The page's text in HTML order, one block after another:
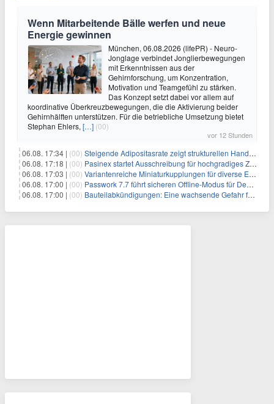
Wenn Mitarbeitende Bälle werfen und neue
Energie gewinnen
München, 06.08.2026 (lifePR) - Neuro-
Jonglage verbindet Jonglierbewegungen
mit Erkenntnissen aus der
Gehirnforschung, um Konzentration,
Motivation und Teamgefühl zu stärken.
Das Konzept setzt dabei vor allem auf
koordinative Überkreuzbewegungen, die die Aktivierung beider
Gehirnhälften unterstützen. Für die betriebliche Umsetzung bietet
Stephan Ehlers, […] (00)
vor 12 Stunden
06.08. 17:34 | (00) Steigende Adipositasrate zeigt strukturellen Handlungsbedarf bei der Ernährung schulpflichtiger Kinder
06.08. 17:18 | (00) Pasinex startet Ausschreibung für hochgradiges Zinksulfidkonzentrat mit Germanium- und Silbergehalten und stellt ein Betriebsupdate bereit
06.08. 17:03 | (00) Variantenreiche Miniaturkupplungen für diverse Einsatzbereiche
06.08. 17:00 | (00) Passwork 7.7 führt sicheren Offline-Modus für Desktop- und Mobile-Apps ein
06.08. 17:00 | (00) Bauteilabkündigungen: Eine wachsende Gefahr für industrielle Elektroniksysteme